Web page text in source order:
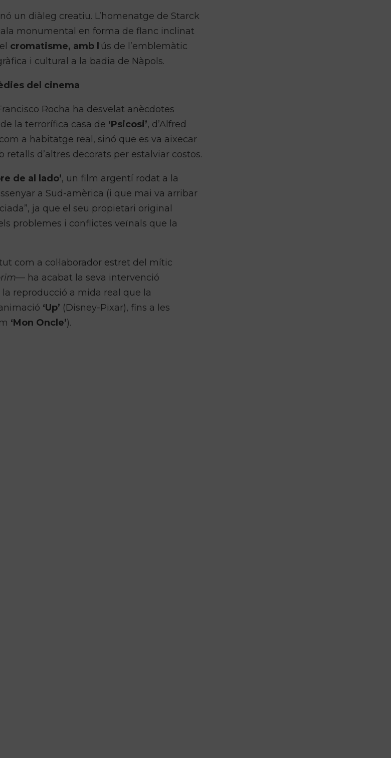
un diàleg creatiu. L’homenatge de Starck
monumental en forma de flanc inclinat
cromatisme, amb l ‘ús de l’emblemàtic
i cultural a la badia de Nàpols.
del cinema
Rocha ha desvelat anècdotes
la terrorífica casa de ‘Psicosi’, d’Alfred
a habitatge real, sinó que es va aixecar
d’altres decorats per estalviar costos.
de al lado’, un film argentí rodat a la
a Sud-amèrica (i que mai va arribar
ja que el seu propietari original
problemes i conflictes veïnals que la
com a col·laborador estret del mític
— ha acabat la seva intervenció
reproducció a mida real que la
‘Up’ (Disney-Pixar), fins a les
‘Mon Oncle’).